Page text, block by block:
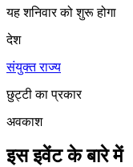
यह शनिवार को शुरू होगा
देश
संयुक्त राज्य
छुट्टी का प्रकार
अवकाश
इस इवेंट के बारे में